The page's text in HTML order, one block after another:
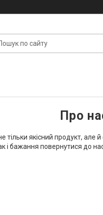
Про
якісний продукт,
і бажання повернутися до нас